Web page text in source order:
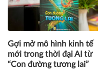
Gợi mở mô hình kinh tế
mới trong thời đại AI từ
“Con đường tương lai”